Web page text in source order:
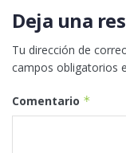
Deja una
Tu dirección de
campos obligatorios
Comentario *